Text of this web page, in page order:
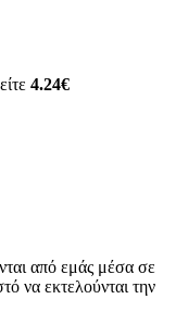
4.24€
από εμάς μέσα σε
να εκτελούνται την